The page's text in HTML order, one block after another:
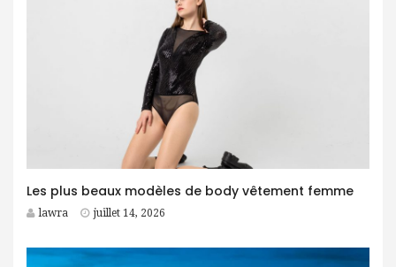
Les plus beaux modèles de body vêtement femme
lawra juillet 14, 2026